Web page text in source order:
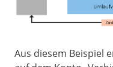
Aus diesem Beispiel